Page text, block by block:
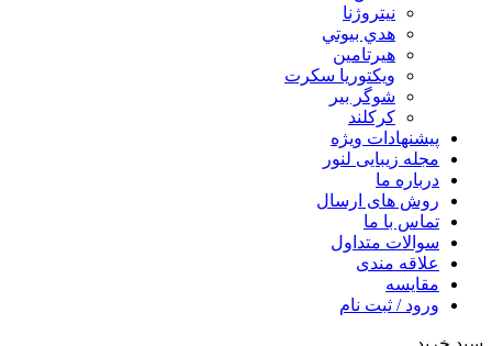
نیتروژنا
هدي بيوتي
هیرتامین
ویکتوریا سکرت
شوگر بير
کرکلند
پیشنهادات ویژه
مجله زیبایی لنور
درباره ما
روش های ارسال
تماس با ما
سوالات متداول
علاقه مندی
مقایسه
ورود / ثبت نام